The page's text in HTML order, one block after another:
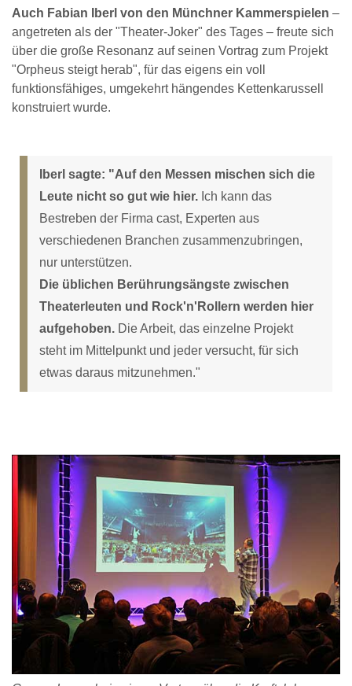
Auch Fabian Iberl von den Münchner Kammerspielen –
angetreten als der "Theater-Joker" des Tages – freute sich
über die große Resonanz auf seinen Vortrag zum Projekt
"Orpheus steigt herab", für das eigens ein voll
funktionsfähiges, umgekehrt hängendes Kettenkarussell
konstruiert wurde.
Iberl sagte: "Auf den Messen mischen sich die
Leute nicht so gut wie hier. Ich kann das
Bestreben der Firma cast, Experten aus
verschiedenen Branchen zusammenzubringen,
nur unterstützen.
Die üblichen Berührungsängste zwischen
Theaterleuten und Rock'n'Rollern werden hier
aufgehoben. Die Arbeit, das einzelne Projekt
steht im Mittelpunkt und jeder versucht, für sich
etwas daraus mitzunehmen."